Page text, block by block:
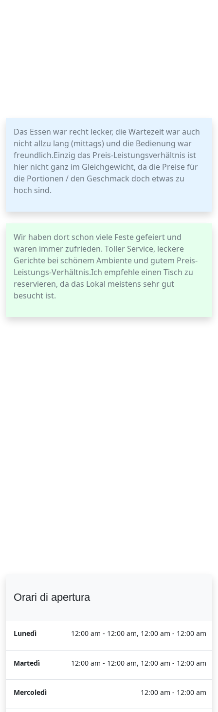
Das Essen war recht lecker, die Wartezeit war auch
nicht allzu lang (mittags) und die Bedienung war
freundlich.Einzig das Preis-Leistungsverhältnis ist
hier nicht ganz im Gleichgewicht, da die Preise für
die Portionen / den Geschmack doch etwas zu
hoch sind.
Wir haben dort schon viele Feste gefeiert und
waren immer zufrieden. Toller Service, leckere
Gerichte bei schönem Ambiente und gutem Preis-
Leistungs-Verhältnis.Ich empfehle einen Tisch zu
reservieren, da das Lokal meistens sehr gut
besucht ist.
Orari di apertura
Lunedì 12:00 am - 12:00 am, 12:00 am - 12:00 am
Martedì 12:00 am - 12:00 am, 12:00 am - 12:00 am
Mercoledì 12:00 am - 12:00 am